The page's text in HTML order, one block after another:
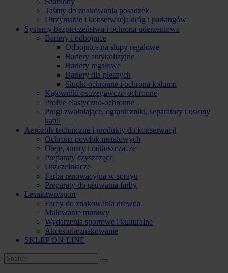
Taśmy do znakowania posadzek
Utrzymanie i konserwacja dróg i parkingów
Systemy bezpieczeństwa i ochrona uderzeniowa
Bariery i odbojnice
Odbojnice na słupy regałowe
Bariery antykolizyjne
Bariery regałowe
Bariery dla pieszych
Słupki ochronne i ochrona kolumn
Kątowniki ostrzegawczo-ochronne
Profile elastyczno-ochronne
Progi zwalniające, ograniczniki, separatory i osłony
kabli
Aerozole techniczne i produkty do konserwacji
Ochrona powłok metalowych
Oleje, smary i odtłuszczacze
Preparaty czyszczące
Uszczelniacze
Farba renowacyjna w sprayu
Preparaty do usuwania farby
Leśnictwo/sport
Farby do znakowania drewna
Malowanie murawy
Wydarzenia sportowe i kulturalne
Akcesoria/znakowanie
SKLEP ON-LINE